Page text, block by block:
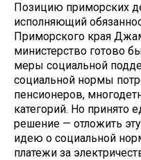
Позицию приморских
исполняющий
Приморского края
министерство готово
меры социальной
социальной нормы
пенсионеров,
категорий. Но принято
решение — отложить
идею о социальной
платежи за